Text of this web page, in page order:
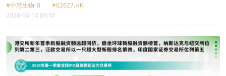
任务数据中心的房地产投资信托基金(REIT)，及一间配电设备制造
商。泛欧交易所获得一只来自捷克国防公司的新股支持而排名第四，
2026年第二季度进行更多新股发行而跃居第五。
并经考虑审计委员会的建议，公司将在合理切实可行情况下尽快物色
合适人 选担任公司新核数师，而建议委任新核数师须待股东于公司将
起于联交所暂停买卖，并将继续暂停买卖直至另行通知。公司将于委
任新核数师后，在合理切实可行情况下尽快完成2025年审核并刊发
2025年年度业绩，并将与其专业顾问及联交所紧密合作，以尽早恢复
公司H股买卖。
#中慧生物-B
#02627.HK
2026-04-14 09:50